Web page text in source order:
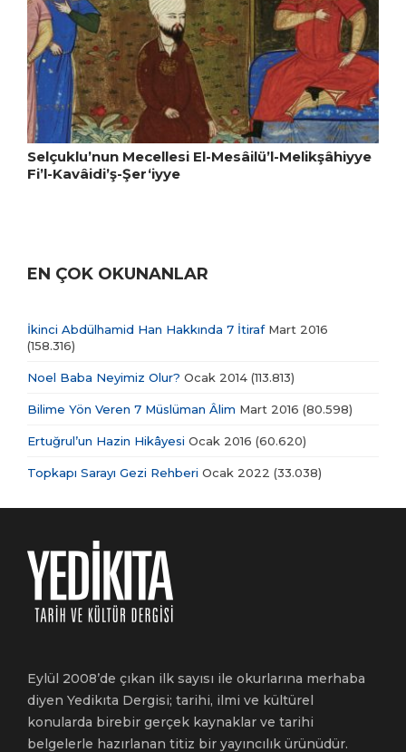
Selçuklu’nun Mecellesi El-Mesâilü’l-Melikşâhiyye
Fi’l-Kavâidi’ş-Şer‘iyye
EN ÇOK OKUNANLAR
İkinci Abdülhamid Han Hakkında 7 İtirafMart 2016
(158.316)
Noel Baba Neyimiz Olur? Ocak 2014 (113.813)
Bilime Yön Veren 7 Müslüman Âlim Mart 2016 (80.598)
Ertuğrul’un Hazin Hikâyesi Ocak 2016 (60.620)
Topkapı Sarayı Gezi Rehberi Ocak 2022 (33.038)
Eylül 2008’de çıkan ilk sayısı ile okurlarına merhaba
diyen Yedikıta Dergisi; tarihi, ilmi ve kültürel
konularda birebir gerçek kaynaklar ve tarihi
belgelerle hazırlanan titiz bir yayıncılık ürünüdür.